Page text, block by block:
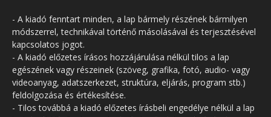
- A kiadó fenntart minden, a lap bármely részének bármilyen
módszerrel, technikával történő másolásával és terjesztésével
kapcsolatos jogot.
- A kiadó előzetes írásos hozzájárulása nélkül tilos a lap
egészének vagy részeinek (szöveg, grafika, fotó, audio- vagy
videoanyag, adatszerkezet, struktúra, eljárás, program stb.)
feldolgozása és értékesítése.
- Tilos továbbá a kiadó előzetes írásbeli engedélye nélkül a lap